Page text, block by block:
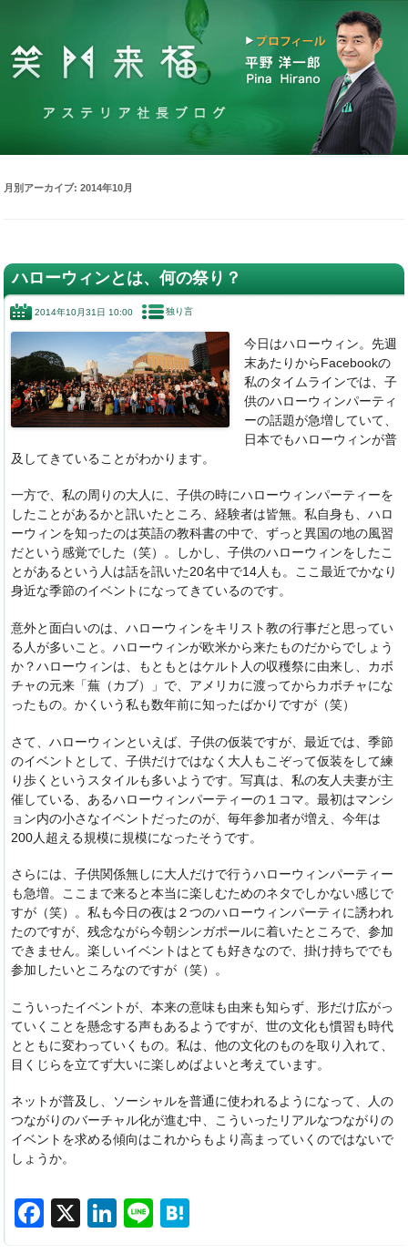
月別アーカイブ:2014年10月
ハローウィンとは、何の祭り？
2014年10月31日 10:00 独り言
今日はハローウィン。先週
末あたりからFacebookの
私のタイムラインでは、子
供のハローウィンパーティ
ーの話題が急増していて、
日本でもハローウィンが普
及してきていることがわかります。
一方で、私の周りの大人に、子供の時にハローウィンパーティーを
したことがあるかと訊いたところ、経験者は皆無。私自身も、ハロ
ーウィンを知ったのは英語の教科書の中で、ずっと異国の地の風習
だという感覚でした（笑）。しかし、子供のハローウィンをしたこ
とがあるという人は話を訊いた20名中で14人も。ここ最近でかなり
身近な季節のイベントになってきているのです。
意外と面白いのは、ハローウィンをキリスト教の行事だと思ってい
る人が多いこと。ハローウィンが欧米から来たものだからでしょう
か？ハローウィンは、もともとはケルト人の収穫祭に由来し、カボ
チャの元来「蕪（カブ）」で、アメリカに渡ってからカボチャにな
ったもの。かくいう私も数年前に知ったばかりですが（笑）
さて、ハローウィンといえば、子供の仮装ですが、最近では、季節
のイベントとして、子供だけではなく大人もこぞって仮装をして練
り歩くというスタイルも多いようです。写真は、私の友人夫妻が主
催している、あるハローウィンパーティーの１コマ。最初はマンシ
ョン内の小さなイベントだったのが、毎年参加者が増え、今年は
200人超える規模に規模になったそうです。
さらには、子供関係無しに大人だけで行うハローウィンパーティー
も急増。ここまで来ると本当に楽しむためのネタでしかない感じで
すが（笑）。私も今日の夜は２つのハローウィンパーティに誘われ
たのですが、残念ながら今朝シンガポールに着いたところで、参加
できません。楽しいイベントはとても好きなので、掛け持ちででも
参加したいところなのですが（笑）。
こういったイベントが、本来の意味も由来も知らず、形だけ広がっ
ていくことを懸念する声もあるようですが、世の文化も慣習も時代
とともに変わっていくもの。私は、他の文化のものを取り入れて、
目くじらを立てず大いに楽しめばよいと考えています。
ネットが普及し、ソーシャルを普通に使われるようになって、人の
つながりのバーチャル化が進む中、こういったリアルなつながりの
イベントを求める傾向はこれからもより高まっていくのではないで
しょうか。
F
X
Li
Li